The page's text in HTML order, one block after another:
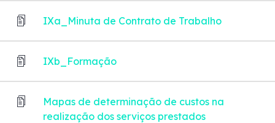
IXa_Minuta de Contrato de Trabalho
IXb_Formação
Mapas de determinação de custos na
realização dos serviços prestados